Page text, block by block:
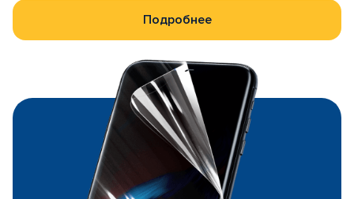
Подробнее